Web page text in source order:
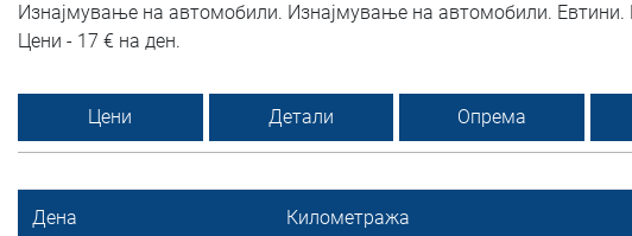
Изнајмување на автомобили. Изнајмување на автомобили. Евтини.
Цени - 17 € на ден.
Цени Детали Опрема
Дена Километража